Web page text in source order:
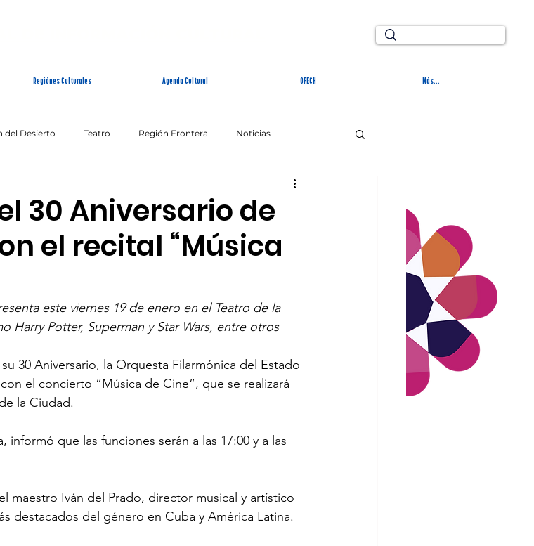
Regiónes Culturales Agenda Cultural OFECH Más...
del Desierto Teatro Región Frontera Noticias
30 Aniversario de
el recital “Música
este viernes 19 de enero en el Teatro de la
Harry Potter, Superman y Star Wars, entre otros
30 Aniversario, la Orquesta Filarmónica del Estado
el concierto “Música de Cine”, que se realizará
la Ciudad.
informó que las funciones serán a las 17:00 y a las
maestro Iván del Prado, director musical y artístico
destacados del género en Cuba y América Latina.